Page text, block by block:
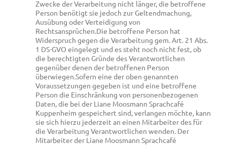
Zwecke der Verarbeitung nicht länger, die betroffene
Person benötigt sie jedoch zur Geltendmachung,
Ausübung oder Verteidigung von
Rechtsansprüchen.Die betroffene Person hat
Widerspruch gegen die Verarbeitung gem. Art. 21 Abs.
1 DS-GVO eingelegt und es steht noch nicht fest, ob
die berechtigten Gründe des Verantwortlichen
gegenüber denen der betroffenen Person
überwiegen.Sofern eine der oben genannten
Voraussetzungen gegeben ist und eine betroffene
Person die Einschränkung von personenbezogenen
Daten, die bei der Liane Moosmann Sprachcafé
Kuppenheim gespeichert sind, verlangen möchte, kann
sie sich hierzu jederzeit an einen Mitarbeiter des für
die Verarbeitung Verantwortlichen wenden. Der
Mitarbeiter der Liane Moosmann Sprachcafé